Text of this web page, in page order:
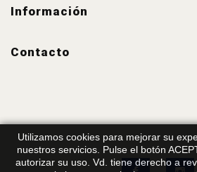
Información
Contacto
Utilizamos cookies para mejorar su
nuestros servicios. Pulse el botón
autorizar su uso. Vd. tiene derecho a